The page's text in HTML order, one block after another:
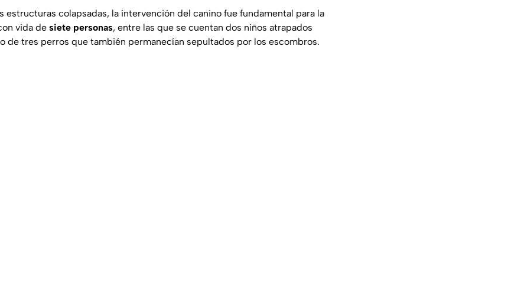
estructuras colapsadas, la intervención del canino fue fundamental para la
vida de siete personas, entre las que se cuentan dos niños atrapados
de tres perros que también permanecían sepultados por los escombros.